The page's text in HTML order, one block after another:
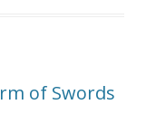
of Swords